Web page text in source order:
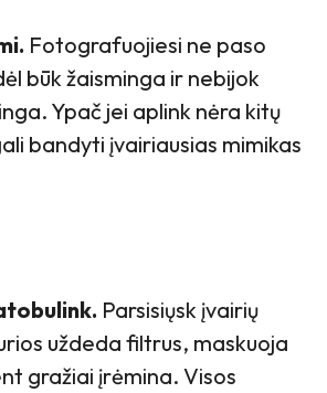
Fotografuojiesi ne paso
būk žaisminga ir nebijok
Ypač jei aplink nėra kitų
bandyti įvairiausias mimikas
Parsisiųsk įvairių
uždeda filtrus, maskuoja
gražiai įrėmina. Visos